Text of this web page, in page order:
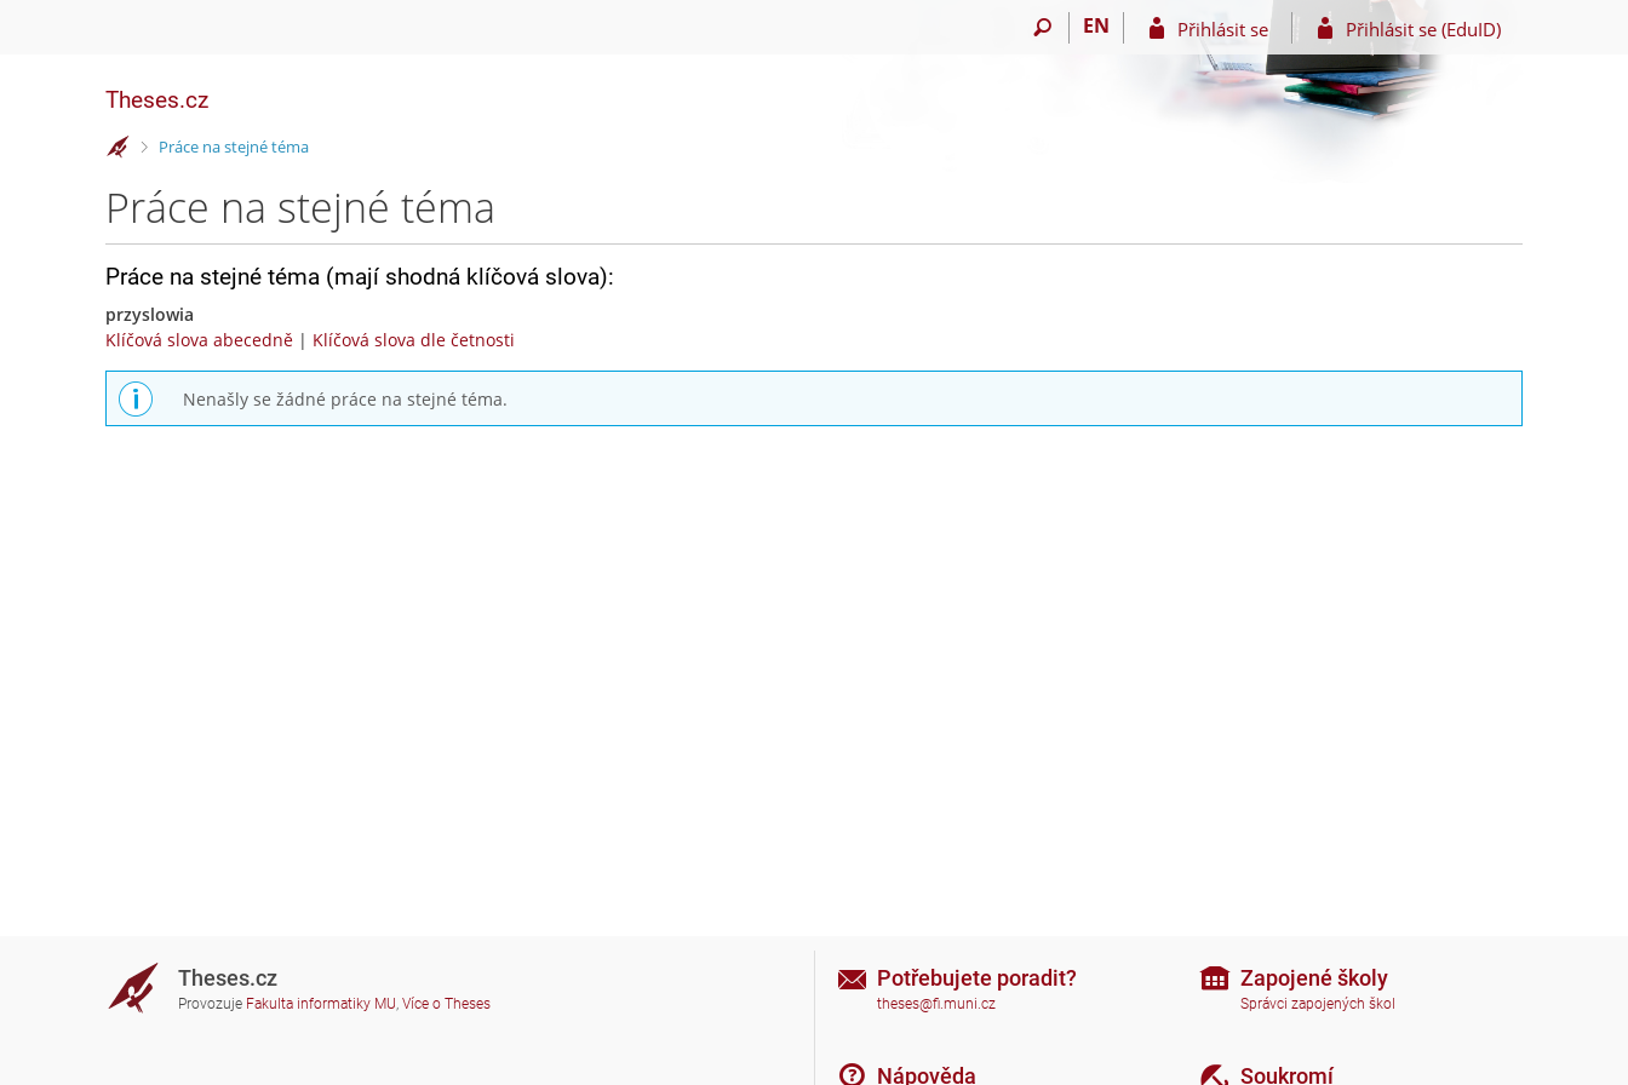
EN Přihlásit se Přihlásit se (EduID)
Theses.cz
>Práce na stejné téma
Práce na stejné téma
Práce na stejné téma (mají shodná klíčová slova):
przyslowia
Klíčová slova abecedně | Klíčová slova dle četnosti
Nenašly se žádné práce na stejné téma.
Theses.cz
Provozuje Fakulta informatiky MU, Více o Theses
Potřebujete poradit?
theses@fi.muni.cz
Nápověda
Zapojené školy
Správci zapojených škol
Soukromí